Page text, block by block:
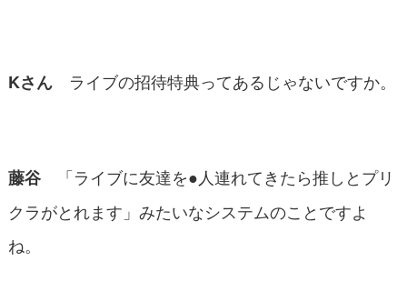
Kさんライブの招待特典ってあるじゃないですか。
藤谷
「ライブに友達を●人連れてきたら推しとプリ
クラがとれます」みたいなシステムのことですよ
ね。